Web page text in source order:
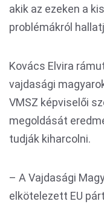
akik az ezeken a
problémákról
Kovács Elvira
vajdasági
VMSZ képviselői
megoldását
tudják kiharcolni.
– A Vajdasági
elkötelezett EU